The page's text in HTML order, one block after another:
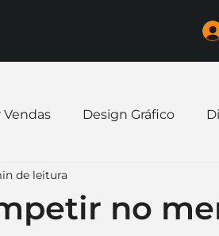
Design Gráfico
Expandir negócio
no
de leitura